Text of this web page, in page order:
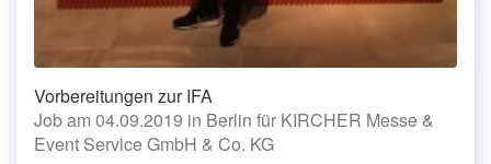
Vorbereitungen zur IFA
Job am 04.09.2019 in Berlin für KIRCHER Messe &
Event Service GmbH & Co. KG